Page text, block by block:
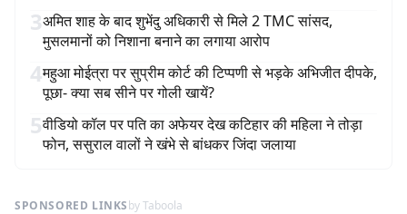
3अमित शाह के बाद शुभेंदु अधिकारी से मिले 2 TMC सांसद,
मुसलमानों को निशाना बनाने का लगाया आरोप
4महुआ मोईत्रा पर सुप्रीम कोर्ट की टिप्पणी से भड़के अभिजीत दीपके,
पूछा- क्या सब सीने पर गोली खायें?
5वीडियो कॉल पर पति का अफेयर देख कटिहार की महिला ने तोड़ा
फोन, ससुराल वालों ने खंभे से बांधकर जिंदा जलाया
SPONSORED LINKSby Taboola